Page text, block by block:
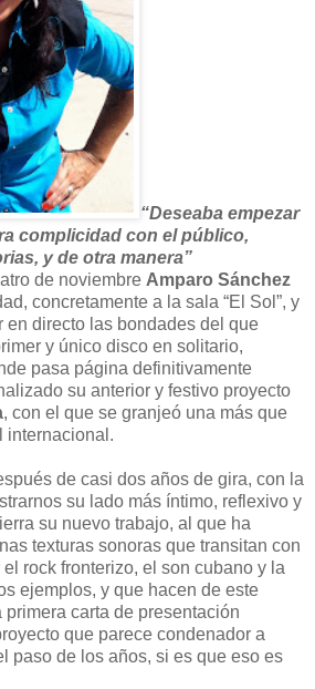
“Deseaba empezar
complicidad con el público,
y de otra manera”
de noviembre Amparo Sánchez
concretamente a la sala “El Sol”, y
en directo las bondades del que
y único disco en solitario,
pasa página definitivamente
su anterior y festivo proyecto
, con el que se granjeó una más que
internacional.
de casi dos años de gira, con la
su lado más íntimo, reflexivo y
su nuevo trabajo, al que ha
texturas sonoras que transitan con
rock fronterizo, el son cubano y la
ejemplos, y que hacen de este
primera carta de presentación
que parece condenador a
paso de los años, si es que eso es